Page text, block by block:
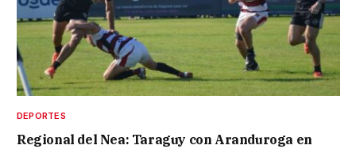
DEPORTES
Regional del Nea: Taraguy con Aranduroga en